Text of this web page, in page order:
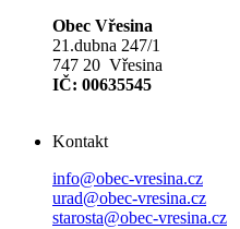
Obec Vřesina
21.dubna 247/1
747 20 Vřesina
IČ: 00635545
Kontakt
info@obec-vresina.cz
urad@obec-vresina.cz
starosta@obec-vresina.cz